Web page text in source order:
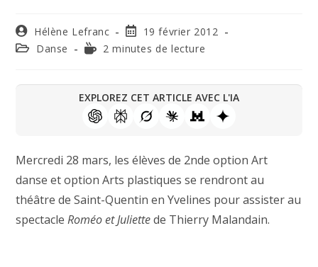
Hélène Lefranc
19 février 2012
Danse
2 minutes de lecture
EXPLOREZ CET ARTICLE AVEC L'IA
Mercredi 28 mars, les élèves de 2nde option Art
danse et option Arts plastiques se rendront au
théâtre de Saint-Quentin en Yvelines pour assister au
spectacleRoméo et Juliettede Thierry Malandain.